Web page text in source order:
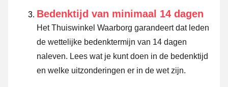
Bedenktijd van minimaal 14 dagen
Het Thuiswinkel Waarborg garandeert dat leden
de wettelijke bedenktermijn van 14 dagen
naleven. Lees wat je kunt doen in de bedenktijd
en welke uitzonderingen er in de wet zijn.